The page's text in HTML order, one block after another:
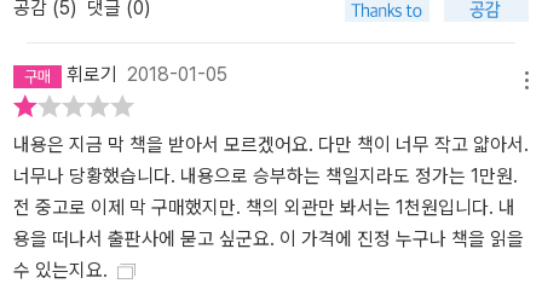
공감 (5) 댓글 (0)
휘로기 2018-01-05
내용은 지금 막 책을 받아서 모르겠어요. 다만 책이 너무 작고 얇아서.
너무나 당황했습니다. 내용으로 승부하는 책일지라도 정가는 1만원.
전 중고로 이제 막 구매했지만. 책의 외관만 봐서는 1천원입니다. 내
용을 떠나서 출판사에 묻고 싶군요. 이 가격에 진정 누구나 책을 읽을
수 있는지요.